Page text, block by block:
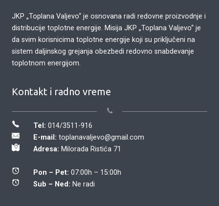
JKP „Toplana Valjevo“ je osnovana radi redovne proizvodnje i
distribucije toplotne energije. Misija JKP „Toplana Valjevo“ je
da svim korisnicima toplotne energije koji su priključeni na
sistem daljinskog grejanja obezbedi redovno snabdevanje
toplotnom energijom.
Kontakt i radno vreme
Tel: 014/3511-916
E-mail: toplanavaljevo@gmail.com
Adresa: Milorada Ristića 71
Pon – Pet: 07:00h – 15:00h
Sub – Ned: Ne radi